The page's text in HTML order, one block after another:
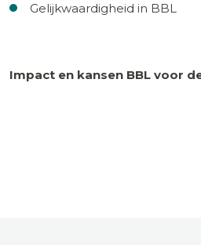
Gelijkwaardigheid in BBL
Impact en kansen BBL voor